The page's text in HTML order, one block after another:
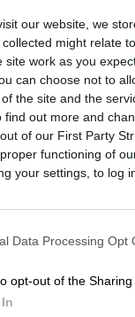
our website, we
might relate
site work as you
can choose not to
the site and the
find out more and
of our First Party
functioning of
your settings, to log
Data Processing Opt
opt-out of the